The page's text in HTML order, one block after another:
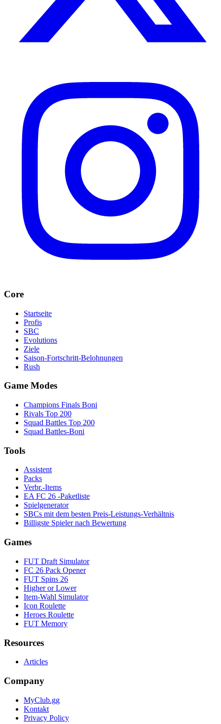
Core
Startseite
Profis
SBC
Evolutions
Ziele
Saison-Fortschritt-Belohnungen
Rush
Game Modes
Champions Finals Boni
Rivals Top 200
Squad Battles Top 200
Squad Battles-Boni
Tools
Assistent
Packs
Verbr.-Items
EA FC 26 -Paketliste
Spielgenerator
SBCs mit dem besten Preis-Leistungs-Verhältnis
Billigste Spieler nach Bewertung
Games
FUT Draft Simulator
FC 26 Pack Opener
FUT Spins 26
Higher or Lower
Item-Wahl Simulator
Icon Roulette
Heroes Roulette
FUT Memory
Resources
Articles
Company
MyClub.gg
Kontakt
Privacy Policy